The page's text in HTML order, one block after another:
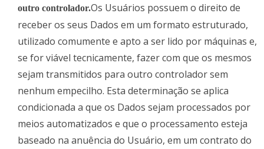
outro controlador.Os Usuários possuem o direito de
receber os seus Dados em um formato estruturado,
utilizado comumente e apto a ser lido por máquinas e,
se for viável tecnicamente, fazer com que os mesmos
sejam transmitidos para outro controlador sem
nenhum empecilho. Esta determinação se aplica
condicionada a que os Dados sejam processados por
meios automatizados e que o processamento esteja
baseado na anuência do Usuário, em um contrato do